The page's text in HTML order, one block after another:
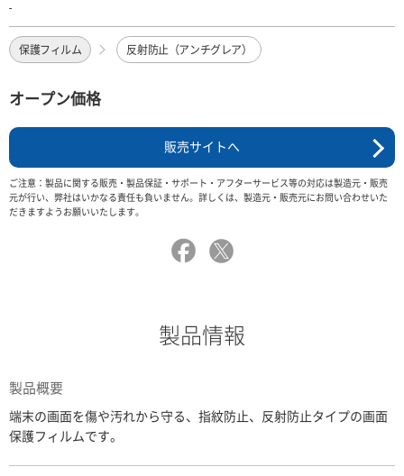
-
保護フィルム 反射防止（アンチグレア）
オープン価格
販売サイトへ
ご注意：製品に関する販売・製品保証・サポート・アフターサービス等の対応は製造元・販売
元が行い、弊社はいかなる責任も負いません。詳しくは、製造元・販売元にお問い合わせいた
だきますようお願いいたします。
製品情報
製品概要
端末の画面を傷や汚れから守る、指紋防止、反射防止タイプの画面
保護フィルムです。